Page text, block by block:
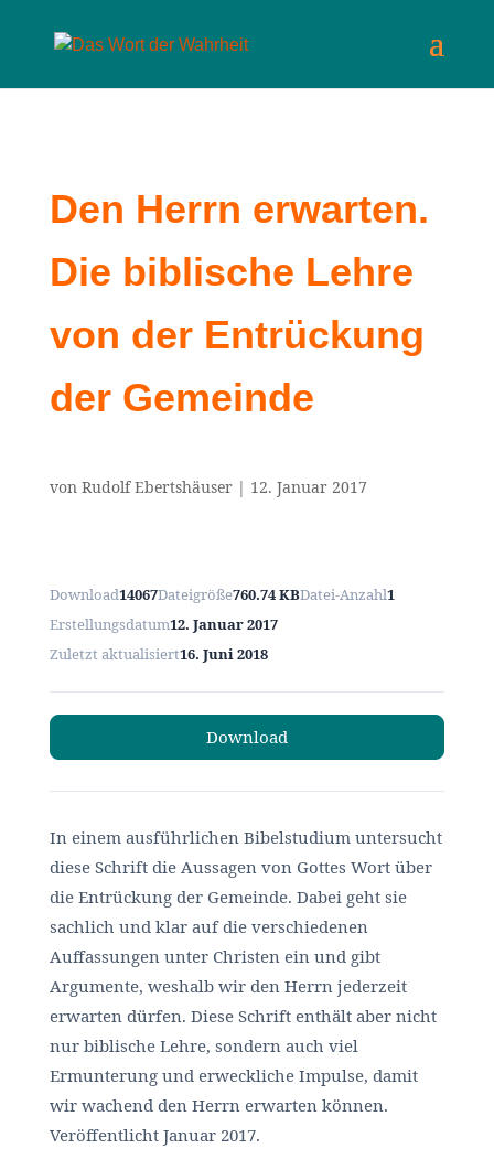
Den Herrn erwarten.
Die biblische Lehre
von der Entrückung
der Gemeinde
von Rudolf Ebertshäuser| 12. Januar 2017
Download14067Dateigröße760.74 KBDatei-Anzahl1
Erstellungsdatum12. Januar 2017
Zuletzt aktualisiert16. Juni 2018
Download
In einem ausführlichen Bibelstudium untersucht
diese Schrift die Aussagen von Gottes Wort über
die Entrückung der Gemeinde. Dabei geht sie
sachlich und klar auf die verschiedenen
Auffassungen unter Christen ein und gibt
Argumente, weshalb wir den Herrn jederzeit
erwarten dürfen. Diese Schrift enthält aber nicht
nur biblische Lehre, sondern auch viel
Ermunterung und erweckliche Impulse, damit
wir wachend den Herrn erwarten können.
Veröffentlicht Januar 2017.